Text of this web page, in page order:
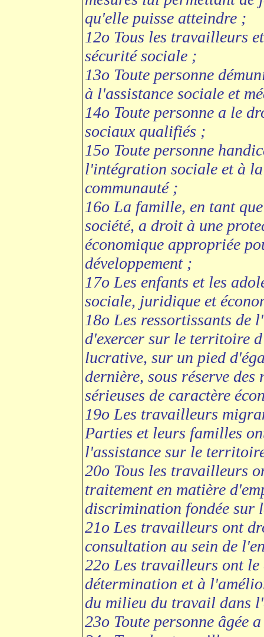
qu'elle puisse atteindre ;
12o Tous les travailleurs
sécurité sociale ;
13o Toute personne
à l'assistance sociale et
14o Toute personne a le
sociaux qualifiés ;
15o Toute personne
l'intégration sociale et à
communauté ;
16o La famille, en tant
société, a droit à une
économique appropriée
développement ;
17o Les enfants et les
sociale, juridique et
18o Les ressortissants de
d'exercer sur le territoire
lucrative, sur un pied
dernière, sous réserve
sérieuses de caractère
19o Les travailleurs
Parties et leurs familles
l'assistance sur le
20o Tous les travailleurs
traitement en matière
discrimination fondée sur
21o Les travailleurs ont
consultation au sein de
22o Les travailleurs ont
détermination et à
du milieu du travail dans
23o Toute personne âgée